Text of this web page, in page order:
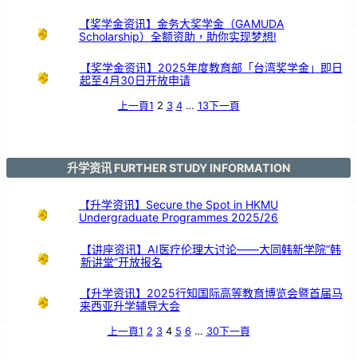
【奖学金资讯】金务大奖学金（GAMUDA
Scholarship）全额资助，助你实现梦想!
【奖学金资讯】2025年度教育部「台湾奖学金」即日
起至4月30日开放申请
上一頁1 2 3 4 … 13下一頁
升学资讯 FURTHER STUDY INFORMATION
【升学资讯】Secure the Spot in HKMU
Undergraduate Programmes 2025/26
【讲座资讯】AI医疗伦理大讨论——大同韩新学院“韩
新讲堂”开放报名
【升学资讯】2025行知国际高等教育博览会暨首届马
来西亚升学辅导大会
上一頁1 2 3 4 5 6 … 30下一頁